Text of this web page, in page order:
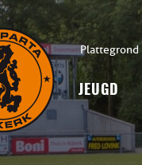
Plattegrond
JEUGD